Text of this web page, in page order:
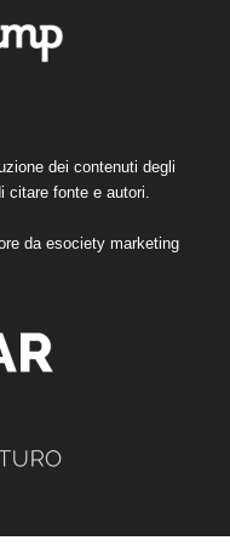
dei contenuti degli
citare fonte e autori.
da esociety marketing